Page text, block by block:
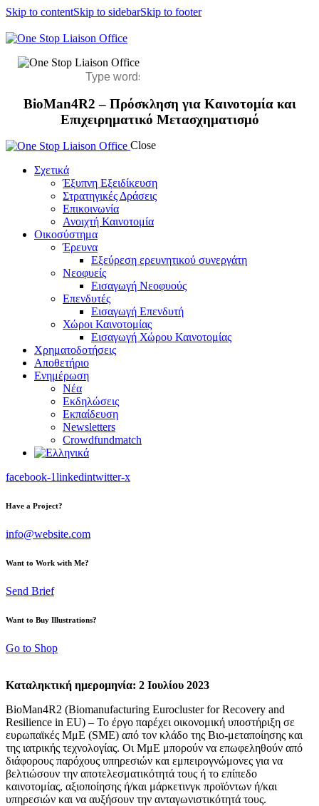
Skip to contentSkip to sidebarSkip to footer
BioMan4R2 – Πρόσκληση για Καινοτομία και
Επιχειρηματικό Μετασχηματισμό
Close
Σχετικά
Έξυπνη Εξειδίκευση
Στρατηγικές Δράσεις
Επικοινωνία
Ανοιχτή Καινοτομία
Οικοσύστημα
Έρευνα
Εξεύρεση ερευνητικού συνεργάτη
Νεοφυείς
Εισαγωγή Νεοφυούς
Επενδυτές
Εισαγωγή Επενδυτή
Χώροι Καινοτομίας
Εισαγωγή Χώρου Καινοτομίας
Χρηματοδοτήσεις
Αποθετήριο
Ενημέρωση
Νέα
Εκδηλώσεις
Εκπαίδευση
Newsletters
Crowdfundmatch
facebook-1linkedintwitter-x
Have a Project?
info@website.com
Want to Work with Me?
Send Brief
Want to Buy Illustrations?
Go to Shop
Καταληκτική ημερομηνία: 2 Ιουλίου 2023
BioMan4R2 (Biomanufacturing Eurocluster for Recovery and
Resilience in EU) – Το έργο παρέχει οικονομική υποστήριξη σε
ευρωπαϊκές ΜμΕ (SME) από τον κλάδο της Βιο-μεταποίησης και
της ιατρικής τεχνολογίας. Οι ΜμΕ μπορούν να επωφεληθούν από
διάφορους παρόχους υπηρεσιών και εμπειρογνώμονες για να
βελτιώσουν την αποτελεσματικότητά τους ή το επίπεδο
καινοτομίας, αξιοποίησης ή/και μάρκετινγκ προϊόντων ή/και
υπηρεσιών και να αυξήσουν την ανταγωνιστικότητά τους.